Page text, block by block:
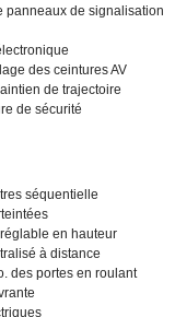
panneaux de signalisation
des ceintures AV
de trajectoire
de sécurité
séquentielle
en hauteur
à distance
des portes en roulant